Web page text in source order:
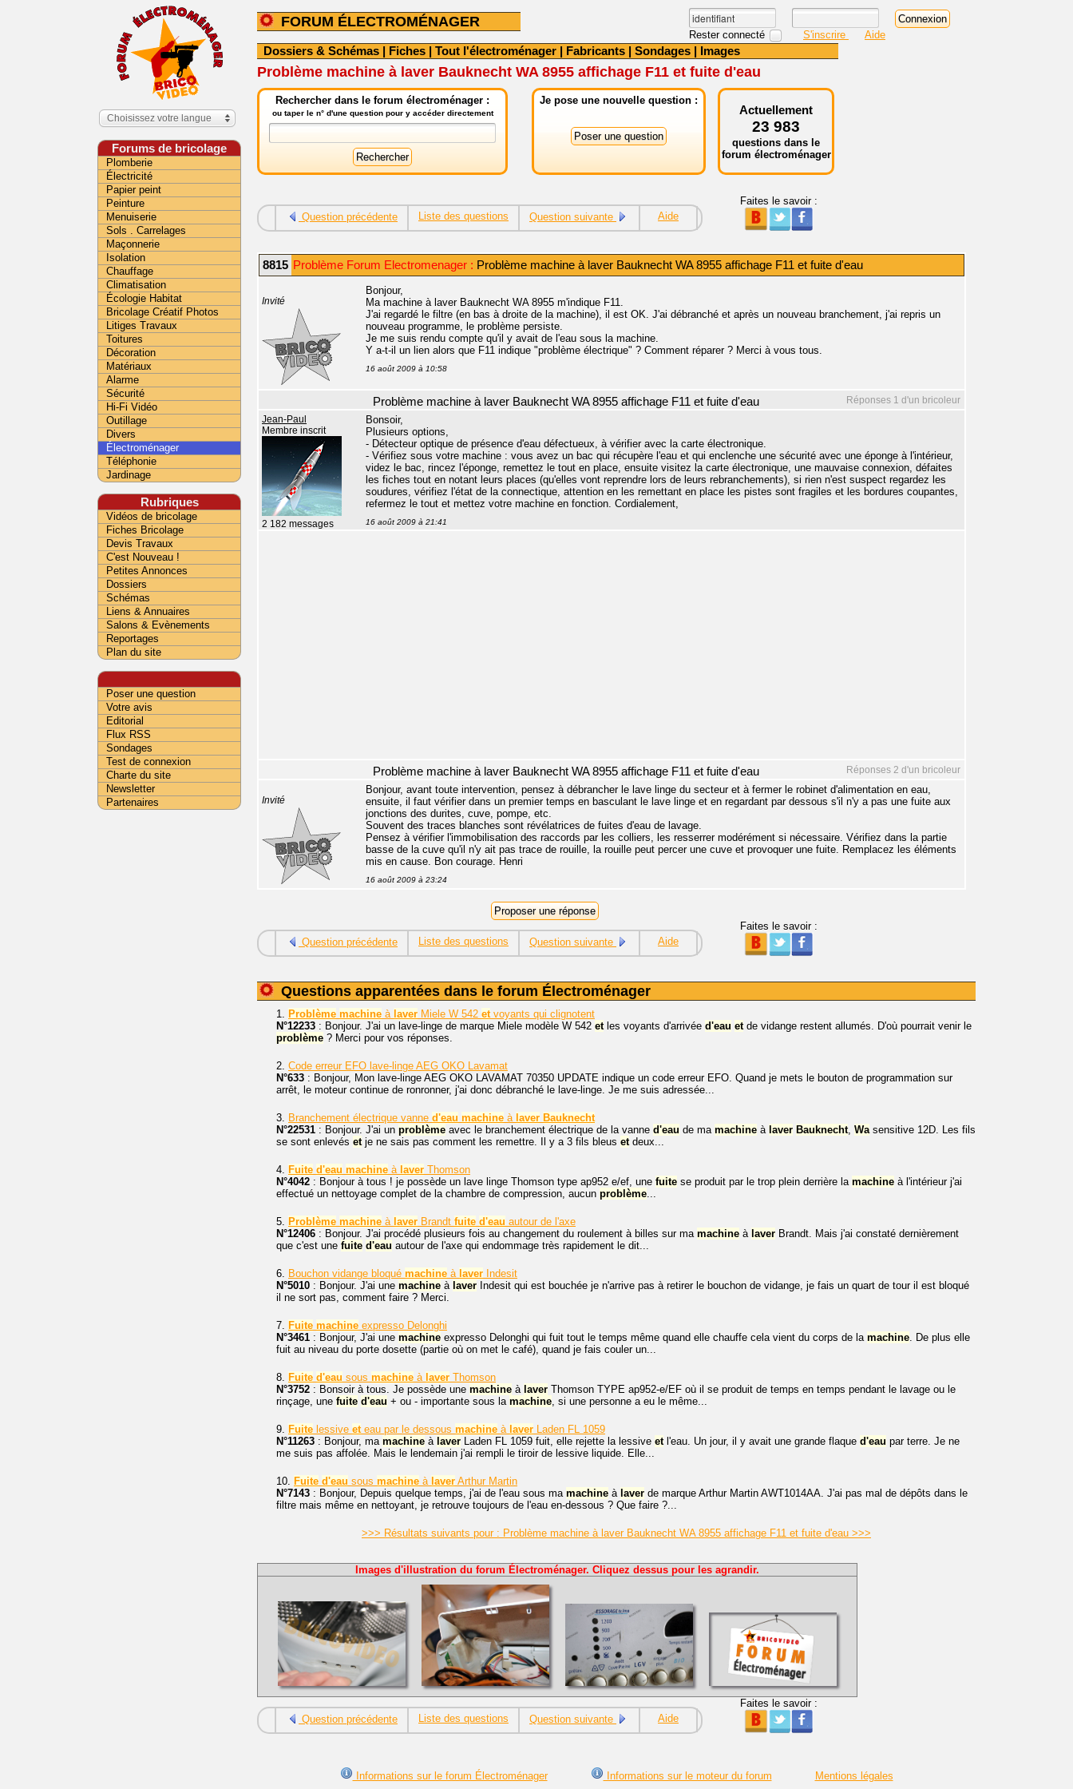
FORUM ÉLECTROMÉNAGER
Rester connecté S'inscrire Aide
Dossiers & Schémas | Fiches | Tout l'électroménager | Fabricants | Sondages | Images
Problème machine à laver Bauknecht WA 8955 affichage F11 et fuite d'eau
Rechercher dans le forum électroménager :
ou taper le n° d'une question pour y accéder directement
Je pose une nouvelle question :
Actuellement
23 983
questions dans le
forum électroménager
Question précédente Liste des questions Question suivante Aide
Faites le savoir :
8815 Problème Forum Electromenager : Problème machine à laver Bauknecht WA 8955 affichage F11 et fuite d'eau
Invité
Bonjour,
Ma machine à laver Bauknecht WA 8955 m'indique F11.
J'ai regardé le filtre (en bas à droite de la machine), il est OK. J'ai débranché et après un nouveau branchement, j'ai repris un
nouveau programme, le problème persiste.
Je me suis rendu compte qu'il y avait de l'eau sous la machine.
Y a-t-il un lien alors que F11 indique "problème électrique" ? Comment réparer ? Merci à vous tous.
16 août 2009 à 10:58
Réponses 1 d'un bricoleur
Problème machine à laver Bauknecht WA 8955 affichage F11 et fuite d'eau
Jean-Paul
Membre inscrit
2 182 messages
Bonsoir,
Plusieurs options,
- Détecteur optique de présence d'eau défectueux, à vérifier avec la carte électronique.
- Vérifiez sous votre machine : vous avez un bac qui récupère l'eau et qui enclenche une sécurité avec une éponge à l'intérieur,
videz le bac, rincez l'éponge, remettez le tout en place, ensuite visitez la carte électronique, une mauvaise connexion, défaites
les fiches tout en notant leurs places (qu'elles vont reprendre lors de leurs rebranchements), si rien n'est suspect regardez les
soudures, vérifiez l'état de la connectique, attention en les remettant en place les pistes sont fragiles et les bordures coupantes,
refermez le tout et mettez votre machine en fonction. Cordialement,
16 août 2009 à 21:41
Réponses 2 d'un bricoleur
Problème machine à laver Bauknecht WA 8955 affichage F11 et fuite d'eau
Invité
Bonjour, avant toute intervention, pensez à débrancher le lave linge du secteur et à fermer le robinet d'alimentation en eau,
ensuite, il faut vérifier dans un premier temps en basculant le lave linge et en regardant par dessous s'il n'y a pas une fuite aux
jonctions des durites, cuve, pompe, etc.
Souvent des traces blanches sont révélatrices de fuites d'eau de lavage.
Pensez à vérifier l'immobilisation des raccords par les colliers, les resserrer modérément si nécessaire. Vérifiez dans la partie
basse de la cuve qu'il n'y ait pas trace de rouille, la rouille peut percer une cuve et provoquer une fuite. Remplacez les éléments
mis en cause. Bon courage. Henri
16 août 2009 à 23:24
Question précédente Liste des questions Question suivante Aide
Faites le savoir :
Questions apparentées dans le forum Électroménager
1. Problème machine à laver Miele W 542 etvoyants qui clignotent
N°12233 : Bonjour. J'ai un lave-linge de marque Miele modèle W 542 etles voyants d'arrivée d'eau etde vidange restent allumés. D'où pourrait venir le
problème ? Merci pour vos réponses.
2. Code erreur EFO lave-linge AEG OKO Lavamat
N°633 : Bonjour, Mon lave-linge AEG OKO LAVAMAT 70350 UPDATE indique un code erreur EFO. Quand je mets le bouton de programmation sur
arrêt, le moteur continue de ronronner, j'ai donc débranché le lave-linge. Je me suis adressée...
3. Branchement électrique vanne d'eau machine à laver Bauknecht
N°22531 : Bonjour. J'ai un problème avec le branchement électrique de la vanne d'eau de ma machine à laver Bauknecht, Wasensitive 12D. Les fils
se sont enlevés etje ne sais pas comment les remettre. Il y a 3 fils bleus etdeux...
4. Fuite d'eau machine à laver Thomson
N°4042 : Bonjour à tous ! je possède un lave linge Thomson type ap952 e/ef, une fuite se produit par le trop plein derrière la machine à l'intérieur j'ai
effectué un nettoyage complet de la chambre de compression, aucun problème...
5. Problème machine à laver Brandt fuite d'eau autour de l'axe
N°12406 : Bonjour. J'ai procédé plusieurs fois au changement du roulement à billes sur ma machine à laver Brandt. Mais j'ai constaté dernièrement
que c'est une fuite d'eau autour de l'axe qui endommage très rapidement le dit...
6. Bouchon vidange bloqué machine à laver Indesit
N°5010 : Bonjour. J'ai une machine à laver Indesit qui est bouchée je n'arrive pas à retirer le bouchon de vidange, je fais un quart de tour il est bloqué
il ne sort pas, comment faire ? Merci.
7. Fuite machine expresso Delonghi
N°3461 : Bonjour, J'ai une machine expresso Delonghi qui fuit tout le temps même quand elle chauffe cela vient du corps de la machine. De plus elle
fuit au niveau du porte dosette (partie où on met le café), quand je fais couler un...
8. Fuite d'eau sous machine à laver Thomson
N°3752 : Bonsoir à tous. Je possède une machine à laver Thomson TYPE ap952-e/EF où il se produit de temps en temps pendant le lavage ou le
rinçage, une fuite d'eau + ou - importante sous la machine, si une personne a eu le même...
9. Fuite lessive eteau par le dessous machine à laver Laden FL 1059
N°11263 : Bonjour, ma machine à laver Laden FL 1059 fuit, elle rejette la lessive etl'eau. Un jour, il y avait une grande flaque d'eau par terre. Je ne
me suis pas affolée. Mais le lendemain j'ai rempli le tiroir de lessive liquide. Elle...
10. Fuite d'eau sous machine à laver Arthur Martin
N°7143 : Bonjour, Depuis quelque temps, j'ai de l'eau sous ma machine à laver de marque Arthur Martin AWT1014AA. J'ai pas mal de dépôts dans le
filtre mais même en nettoyant, je retrouve toujours de l'eau en-dessous ? Que faire ?...
>>> Résultats suivants pour : Problème machine à laver Bauknecht WA 8955 affichage F11 et fuite d'eau >>>
Images d'illustration du forum Électroménager. Cliquez dessus pour les agrandir.
Question précédente Liste des questions Question suivante Aide
Faites le savoir :
Informations sur le forum Électroménager Informations sur le moteur du forum Mentions légales
Choisissez votre langue
Forums de bricolage
Plomberie
Électricité
Papier peint
Peinture
Menuiserie
Sols . Carrelages
Maçonnerie
Isolation
Chauffage
Climatisation
Écologie Habitat
Bricolage Créatif Photos
Litiges Travaux
Toitures
Décoration
Matériaux
Alarme
Sécurité
Hi-Fi Vidéo
Outillage
Divers
Électroménager
Téléphonie
Jardinage
Rubriques
Vidéos de bricolage
Fiches Bricolage
Devis Travaux
C'est Nouveau !
Petites Annonces
Dossiers
Schémas
Liens & Annuaires
Salons & Evènements
Reportages
Plan du site
Poser une question
Votre avis
Editorial
Flux RSS
Sondages
Test de connexion
Charte du site
Newsletter
Partenaires